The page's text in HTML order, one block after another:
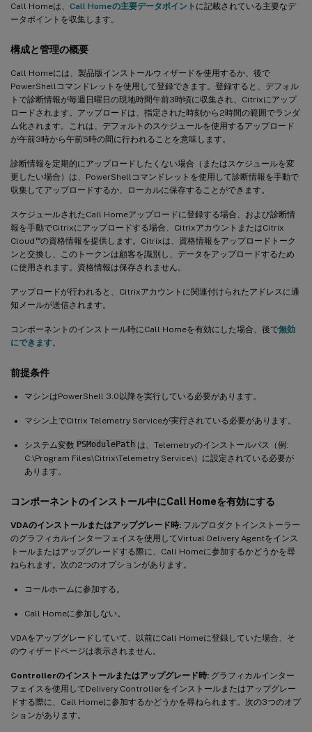
Call Homeは、 Call Homeの主要データポイント に記載されている主要なデ
ータポイントを収集します。
構成と管理の概要
Call Homeには、製品版インストールウィザードを使用するか、後で
PowerShellコマンドレットを使用して登録できます。登録すると、デフォル
トで診断情報が毎週日曜日の現地時間午前3時頃に収集され、Citrixにアップ
ロードされます。アップロードは、指定された時刻から2時間の範囲でランダ
ム化されます。これは、デフォルトのスケジュールを使用するアップロード
が午前3時から午前5時の間に行われることを意味します。
診断情報を定期的にアップロードしたくない場合（またはスケジュールを変
更したい場合）は、PowerShellコマンドレットを使用して診断情報を手動で
収集してアップロードするか、ローカルに保存することができます。
スケジュールされたCall Homeアップロードに登録する場合、および診断情
報を手動でCitrixにアップロードする場合、CitrixアカウントまたはCitrix
Cloud ™の資格情報を提供します。Citrixは、資格情報をアップロードトーク
ンと交換し、このトークンは顧客を識別し、データをアップロードするため
に使用されます。資格情報は保存されません。
アップロードが行われると、Citrixアカウントに関連付けられたアドレスに通
知メールが送信されます。
コンポーネントのインストール時にCall Homeを有効にした場合、後で無効
にできます。
前提条件
マシンはPowerShell 3.0以降を実行している必要があります。
マシン上でCitrix Telemetry Serviceが実行されている必要があります。
システム変数 PSModulePath は、Telemetryのインストールパス（例:
C:\Program Files\Citrix\Telemetry Service\）に設定されている必要が
あります。
コンポーネントのインストール中にCall Homeを有効にする
VDAのインストールまたはアップグレード時: フルプロダクトインストーラー
のグラフィカルインターフェイスを使用してVirtual Delivery Agentをインス
トールまたはアップグレードする際に、Call Homeに参加するかどうかを尋
ねられます。次の2つのオプションがあります。
コールホームに参加する。
Call Homeに参加しない。
VDAをアップグレードしていて、以前にCall Homeに登録していた場合、そ
のウィザードページは表示されません。
Controllerのインストールまたはアップグレード時: グラフィカルインター
フェイスを使用してDelivery Controllerをインストールまたはアップグレー
ドする際に、Call Homeに参加するかどうかを尋ねられます。次の3つのオプ
ションがあります。